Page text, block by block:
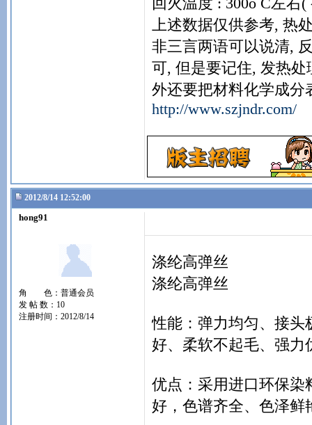
上述数据仅供参考, 热
非三言两语可以说清,
可, 但是要记住, 发热
外还要把材料化学成分
http://www.szjndr.com/
2012/8/14 12:52:00
hong91
角 色：普通会员
发 帖 数：10
注册时间：2012/8/14
涤纶高弹丝
涤纶高弹丝
性能：弹力均匀、接头
好、柔软不起毛、强力
优点：采用进口环保染
好，色谱齐全、色泽鲜